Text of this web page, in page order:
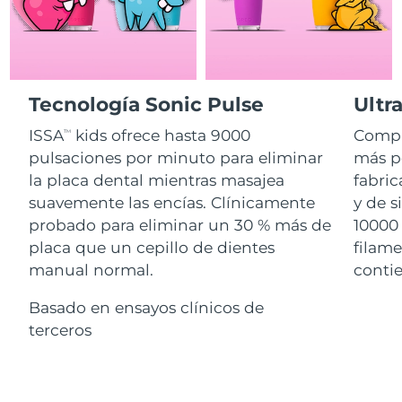
Tecnología Sonic Pulse
ISSATM
kids ofrece hasta 9000
pulsaciones por minuto para eliminar
la placa dental mientras masajea
suavemente las encías. Clínicamente
probado para eliminar un 30 % más de
placa que un cepillo de dientes
manual normal.
Basado en ensayos clínicos de
terceros
más
y de
For healthy hair
18% PAP
Cosméticos Hombres
Comprar todo
FOREO APP
ACERCA DE
Israel Entrega prevista8/15/26
Japón Entrega prevista 8/14/26
Jersey
Kazajistán Entrega prevista 8/13/26
Kuwait Entrega prevista 8/11/26
Letonia 8/11/26
Líbano Entrega prevista